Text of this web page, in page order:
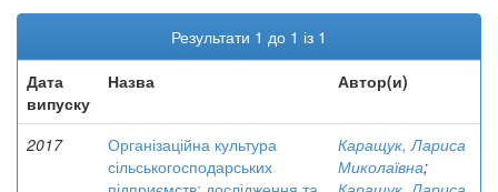
Результати 1 до 1 із 1
Дата
випуску
Назва Автор(и)
2017
Організаційна культура
сільськогосподарських
Каращук, Лариса
Миколаївна;